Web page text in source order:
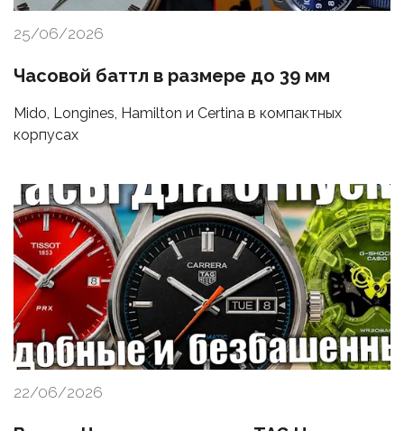
25/06/2026
Часовой баттл в размере до 39 мм
Mido, Longines, Hamilton и Certina в компактных
корпусах
22/06/2026